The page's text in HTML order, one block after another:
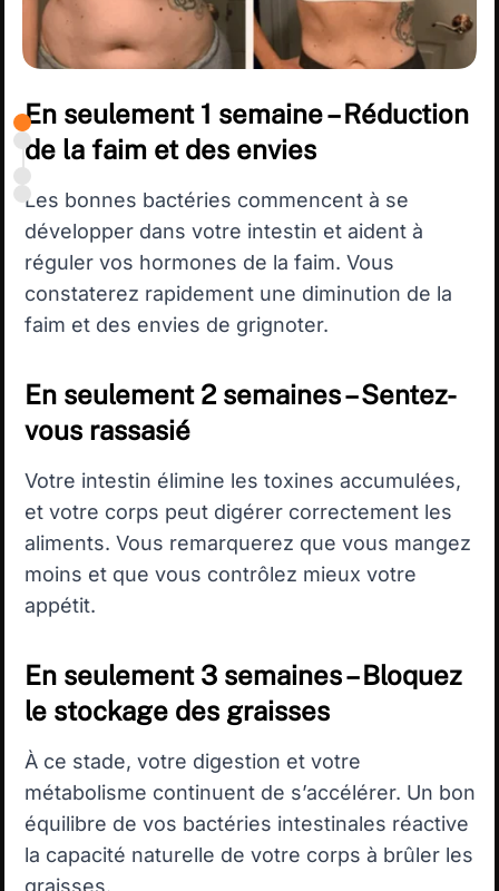
En seulement 1 semaine – Réduction
de la faim et des envies
Les bonnes bactéries commencent à se
développer dans votre intestin et aident à
réguler vos hormones de la faim. Vous
constaterez rapidement une diminution de la
faim et des envies de grignoter.
En seulement 2 semaines – Sentez-
vous rassasié
Votre intestin élimine les toxines accumulées,
et votre corps peut digérer correctement les
aliments. Vous remarquerez que vous mangez
moins et que vous contrôlez mieux votre
appétit.
En seulement 3 semaines – Bloquez
le stockage des graisses
À ce stade, votre digestion et votre
métabolisme continuent de s’accélérer. Un bon
équilibre de vos bactéries intestinales réactive
la capacité naturelle de votre corps à brûler les
graisses.